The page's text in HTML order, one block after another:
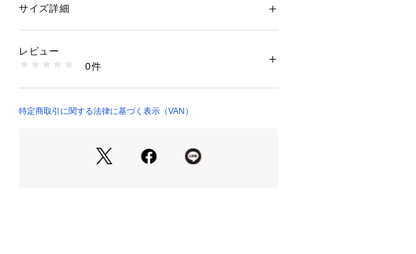
■知的な印象のネイビーをベースに躍動感あふれるマー
せやすいのでコーディネートのアクセントになるアイテ
性別：メンズ
商品番号：
NY012515 （ショップ）
サイズ詳細
レビュー
0件
特定商取引に関する法律に基づく表示（VAN）